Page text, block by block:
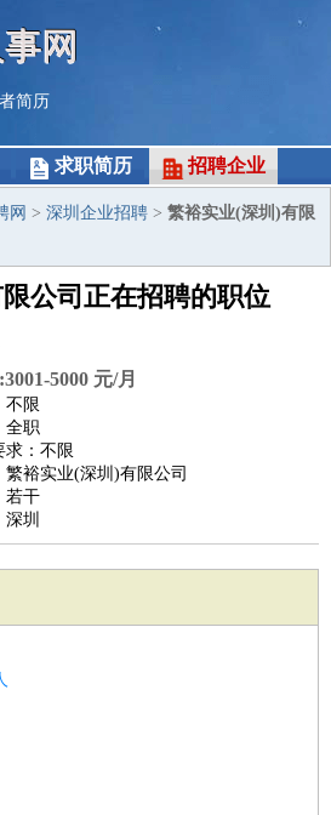
网
简历
求职简历 招聘企业
网 > 深圳企业招聘 > 繁裕实业(深圳)有限
公司正在招聘的职位
5000 元/月
不限
全职
求：不限
繁裕实业(深圳)有限公司
若干
圳